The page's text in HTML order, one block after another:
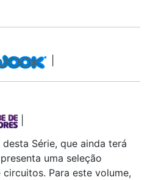
Série, que ainda terá
uma seleção
Para este volume,